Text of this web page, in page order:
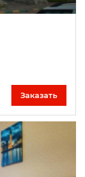
Заказать